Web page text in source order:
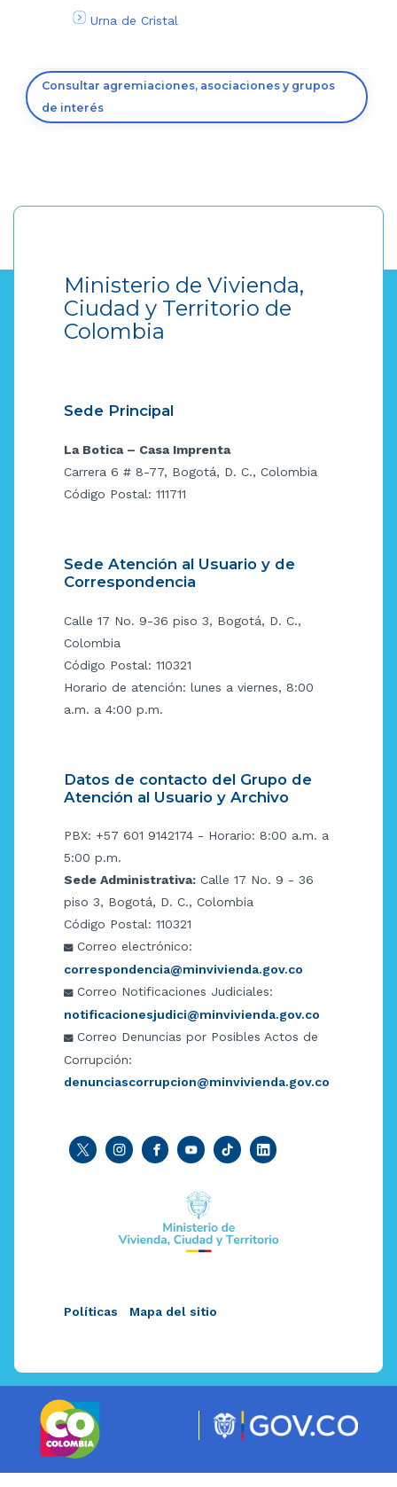
Urna de Cristal
Consultar agremiaciones, asociaciones y grupos
de interés
Ministerio de Vivienda,
Ciudad y Territorio de
Colombia
Sede Principal
La Botica – Casa Imprenta
Carrera 6 # 8-77, Bogotá, D. C., Colombia
Código Postal: 111711
Sede Atención al Usuario y de
Correspondencia
Calle 17 No. 9-36 piso 3, Bogotá, D. C.,
Colombia
Código Postal: 110321
Horario de atención: lunes a viernes, 8:00
a.m. a 4:00 p.m.
Datos de contacto del Grupo de
Atención al Usuario y Archivo
PBX: +57 601 9142174 - Horario: 8:00 a.m. a
5:00 p.m.
Sede Administrativa: Calle 17 No. 9 - 36
piso 3, Bogotá, D. C., Colombia
Código Postal: 110321
Correo electrónico:
correspondencia@minvivienda.gov.co
Correo Notificaciones Judiciales:
notificacionesjudici@minvivienda.gov.co
Correo Denuncias por Posibles Actos de
Corrupción:
denunciascorrupcion@minvivienda.gov.co
Políticas Mapa del sitio